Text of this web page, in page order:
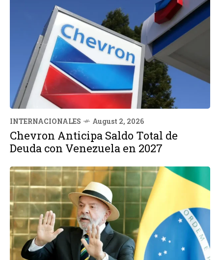
INTERNACIONALES August 2, 2026
Chevron Anticipa Saldo Total de
Deuda con Venezuela en 2027